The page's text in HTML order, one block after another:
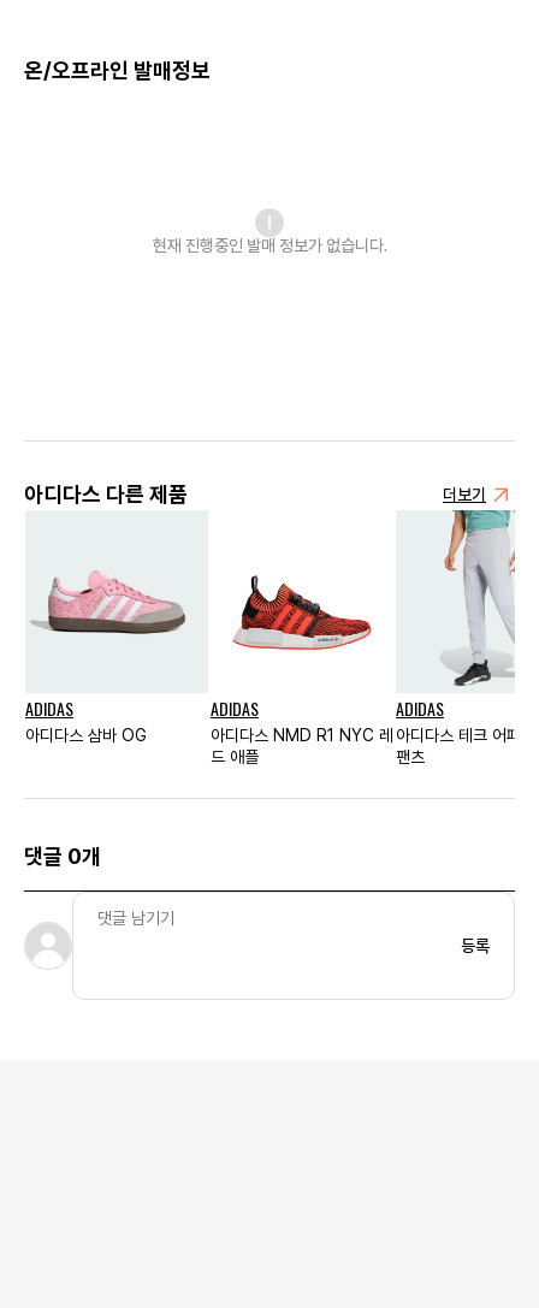
온/오프라인 발매정보
현재 진행중인 발매 정보가 없습니다.
아디다스 다른 제품 더보기
ADIDAS
아디다스 삼바 OG
ADIDAS
아디다스 NMD R1 NYC 레
드 애플
ADIDAS
아디다스 테크 어패
팬츠
댓글 0개
등록